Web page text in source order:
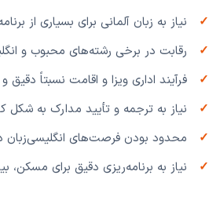
نیاز به زبان آلمانی برای بسیاری از
رقابت در برخی رشته‌های محبوب و
فرآیند اداری ویزا و اقامت نسبتاً دقیق
نیاز به ترجمه و تأیید مدارک به
محدود بودن فرصت‌های انگلیسی‌زبان
نیاز به برنامه‌ریزی دقیق برای مسکن،